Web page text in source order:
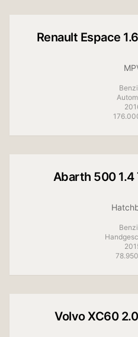
Renault Espace
Abarth 500
VolvoXC60